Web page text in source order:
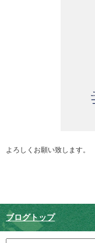
よろしくお願い致します。
ブログトップ